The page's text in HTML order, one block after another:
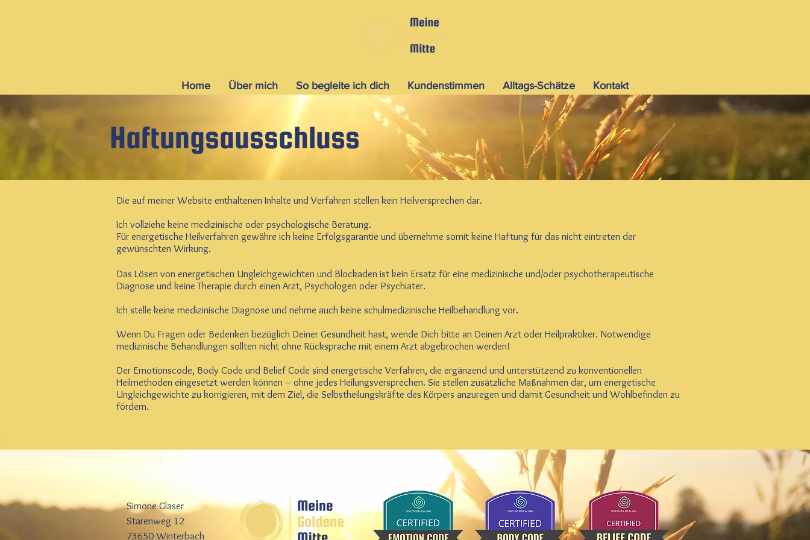
Home Über mich So begleite ich dich Kundenstimmen Alltags-Schätze Kontakt
Haftungsausschluss
Die auf meiner Website enthaltenen Inhalte und Verfahren stellen kein Heilversprechen dar.
Ich vollziehe keine medizinische oder psychologische Beratung.
Für energetische Heilverfahren gewähre ich keine Erfolgsgarantie und übernehme somit keine Haftung für das nicht eintreten der
gewünschten Wirkung.
Das Lösen von energetischen Ungleichgewichten und Blockaden ist kein Ersatz für eine medizinische und/oder psychotherapeutische
Diagnose und keine Therapie durch einen Arzt, Psychologen oder Psychiater.
Ich stelle keine medizinische Diagnose und nehme auch keine schulmedizinische Heilbehandlung vor.
Wenn Du Fragen oder Bedenken bezüglich Deiner Gesundheit hast, wende Dich bitte an Deinen Arzt oder Heilpraktiker. Notwendige
medizinische Behandlungen sollten nicht ohne Rücksprache mit einem Arzt abgebrochen werden!
Der Emotionscode, Body Code und Belief Code sind energetische Verfahren, die ergänzend und unterstützend zu konventionellen
Heilmethoden eingesetzt werden können – ohne jedes Heilungsversprechen. Sie stellen zusätzliche Maßnahmen dar, um energetische
Ungleichgewichte zu korrigieren, mit dem Ziel, die Selbstheilungskräfte des Körpers anzuregen und damit Gesundheit und Wohlbefinden zu
fördern.
Simone Glaser
Starenweg 12
73650 Winterbach